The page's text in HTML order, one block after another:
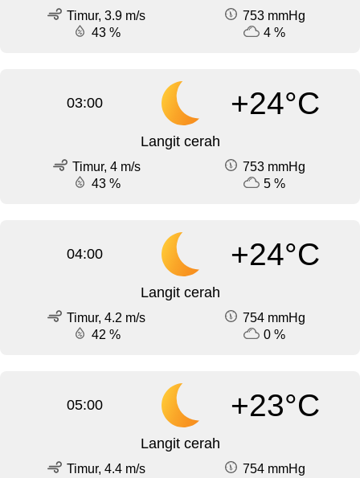
Timur, 3.9 m/s
753 mmHg
43 %
4 %
03:00 +24°C
Langit cerah
Timur, 4 m/s
753 mmHg
43 %
5 %
04:00 +24°C
Langit cerah
Timur, 4.2 m/s
754 mmHg
42 %
0 %
05:00 +23°C
Langit cerah
Timur, 4.4 m/s
754 mmHg